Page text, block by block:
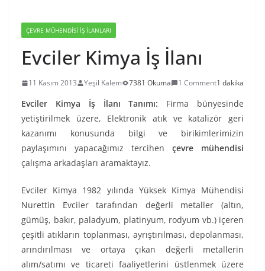
ÇEVRE MÜHENDISI İŞ İLANLARI
Evciler Kimya İş İlanı
11 Kasım 2013 Yeşil Kalem 7381 Okuma 1 Comment1 dakika
Evciler Kimya İş İlanı Tanımı: Firma bünyesinde
yetiştirilmek üzere, Elektronik atık ve katalizör geri
kazanımı konusunda bilgi ve birikimlerimizin
paylaşımını yapacağımız tercihen çevre mühendisi
çalışma arkadaşları aramaktayız.
Evciler Kimya 1982 yılında Yüksek Kimya Mühendisi
Nurettin Evciler tarafından değerli metaller (altın,
gümüş, bakır, paladyum, platinyum, rodyum vb.) içeren
çeşitli atıkların toplanması, ayrıştırılması, depolanması,
arındırılması ve ortaya çıkan değerli metallerin
alım/satımı ve ticareti faaliyetlerini üstlenmek üzere